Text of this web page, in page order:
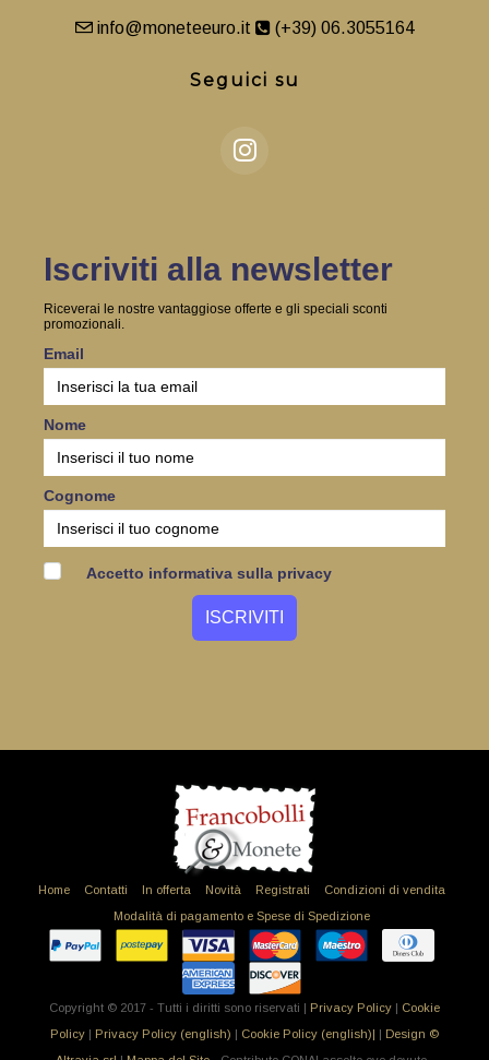
info@moneteeuro.it (+39) 06.3055164
Seguici su
Iscriviti alla newsletter
Riceverai le nostre vantaggiose offerte e gli speciali sconti
promozionali.
Email
Nome
Cognome
Accetto informativa sulla privacy
Home Contatti In offerta Novità Registrati
Condizioni di vendita
Modalità di pagamento e Spese di Spedizione
Copyright © 2017 - Tutti i diritti sono riservati | Privacy Policy | Cookie
Policy | Privacy Policy (english) | Cookie Policy (english)| | Design ©